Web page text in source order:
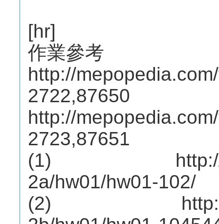
[hr]
作業參考
http://
2722,87650
http://
2723,87651
(1) http://
2a/hw01/hw01-102/
(2) http://